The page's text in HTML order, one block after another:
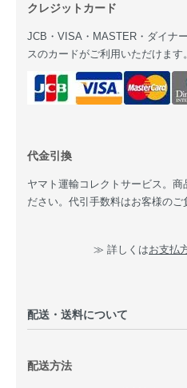
クレジットカード
JCB・VISA・MASTER・ダイナ
スのカードがご利用いただけます。
代金引換
ヤマト運輸コレクトサービス。商
ださい。代引手数料はお客様のご
≫ 詳しくはお支払
配送・送料について
配送方法